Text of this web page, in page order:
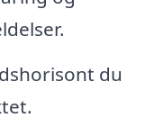
du